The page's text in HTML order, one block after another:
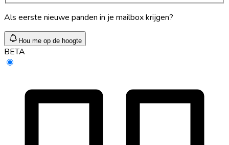
Als eerste nieuwe panden in je mailbox krijgen?
Hou me op de hoogte
BETA